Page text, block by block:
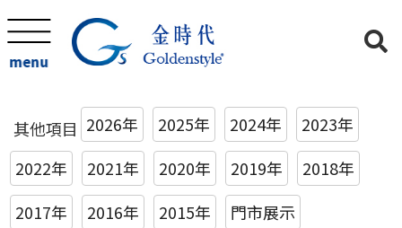
menu
其他項目 2026年 2025年 2024年
2023年
2022年
2021年 2020年 2019年
2018年
2017年
2016年 2015年 門市展示